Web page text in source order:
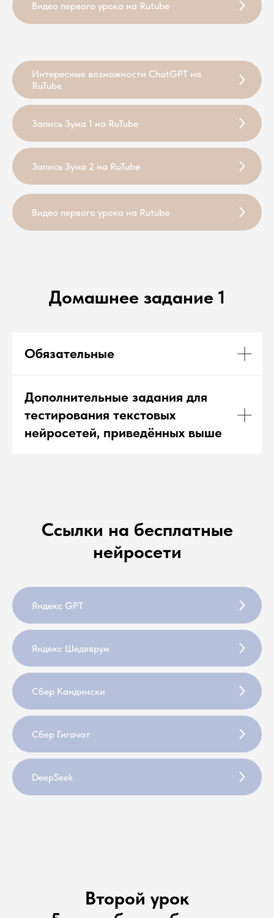
Видео первого урока на Rutube
Интересные возможности ChatGPT на
RuTube
Запись Зума 1 на RuTube
Запись Зума 2 на RuTube
Видео первого урока на Rutube
Домашнее задание 1
Обязательные
Дополнительные задания для
тестирования текстовых
нейросетей, приведённых выше
Ссылки на бесплатные
нейросети
Яндекс GPT
Яндекс Шедеврум
Сбер Кандински
Сбер Гигачат
DeepSeek
Второй урок